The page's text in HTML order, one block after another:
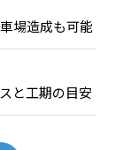
場造成も可能
と工期の目安